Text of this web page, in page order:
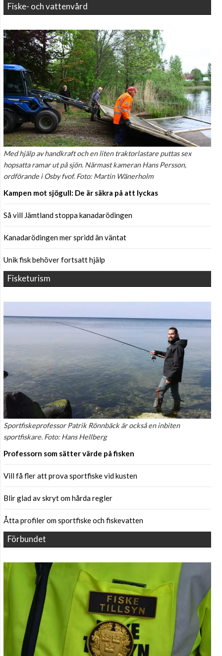
Fiske- och vattenvård
Med hjälp av handkraft och en liten traktorlastare puttas sex
hopsatta ramar ut på sjön. Närmast kameran Hans Persson,
ordförande i Osby fvof. Foto: Martin Wänerholm
Kampen mot sjögull: De är säkra på att lyckas
Så vill Jämtland stoppa kanadarödingen
Kanadarödingen mer spridd än väntat
Unik fisk behöver fortsatt hjälp
Fisketurism
Sportfiskeprofessor Patrik Rönnbäck är också en inbiten
sportfiskare. Foto: Hans Hellberg
Professorn som sätter värde på fisken
Vill få fler att prova sportfiske vid kusten
Blir glad av skryt om hårda regler
Åtta profiler om sportfiske och fiskevatten
Förbundet